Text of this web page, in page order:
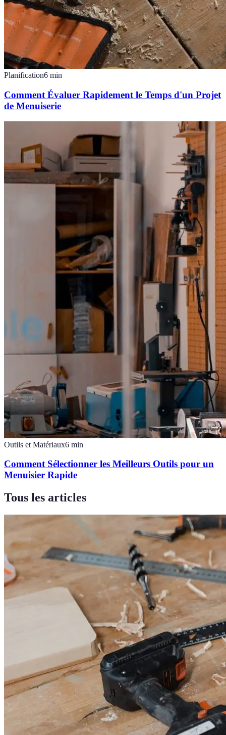
Planification6 min
Comment Évaluer Rapidement le Temps d'un Projet
de Menuiserie
Outils et Matériaux6 min
Comment Sélectionner les Meilleurs Outils pour un
Menuisier Rapide
Tous les articles